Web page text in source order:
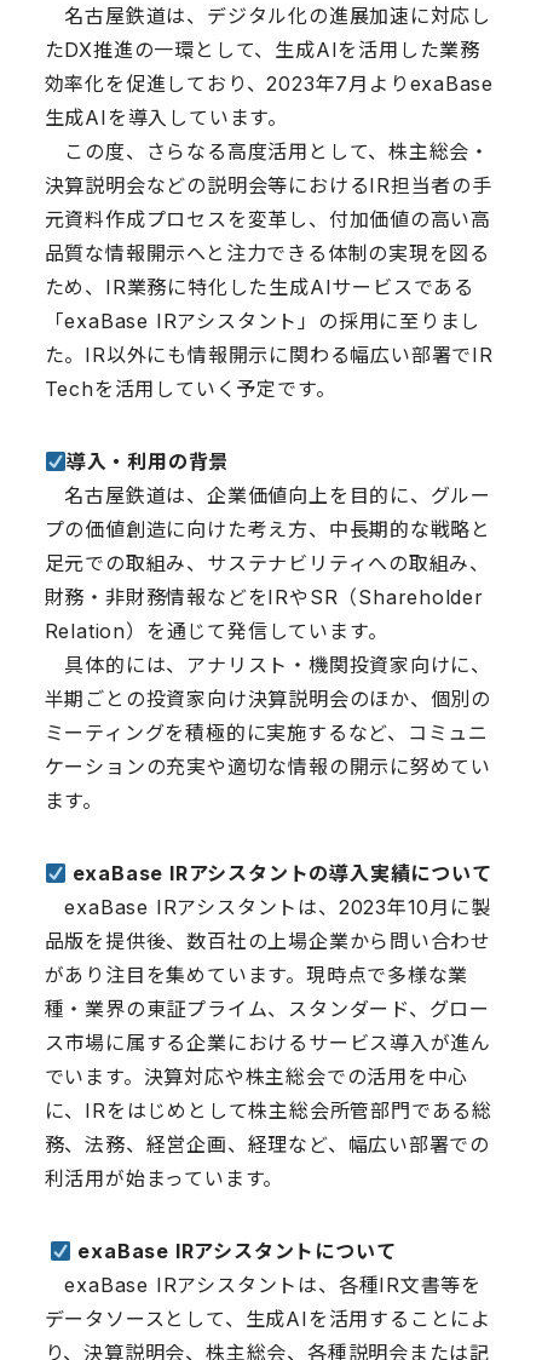
名古屋鉄道は、デジタル化の進展加速に対応し
たDX推進の一環として、生成AIを活用した業務
効率化を促進しており、2023年7月よりexaBase
生成AIを導入しています。
この度、さらなる高度活用として、株主総会・
決算説明会などの説明会等におけるIR担当者の手
元資料作成プロセスを変革し、付加価値の高い高
品質な情報開示へと注力できる体制の実現を図る
ため、IR業務に特化した生成AIサービスである
「exaBase IRアシスタント」の採用に至りまし
た。IR以外にも情報開示に関わる幅広い部署でIR
Techを活用していく予定です。
導入・利用の背景
名古屋鉄道は、企業価値向上を目的に、グルー
プの価値創造に向けた考え方、中長期的な戦略と
足元での取組み、サステナビリティへの取組み、
財務・非財務情報などをIRやSR（Shareholder
Relation）を通じて発信しています。
具体的には、アナリスト・機関投資家向けに、
半期ごとの投資家向け決算説明会のほか、個別の
ミーティングを積極的に実施するなど、コミュニ
ケーションの充実や適切な情報の開示に努めてい
ます。
exaBase IRアシスタントの導入実績について
exaBase IRアシスタントは、2023年10月に製
品版を提供後、数百社の上場企業から問い合わせ
があり注目を集めています。現時点で多様な業
種・業界の東証プライム、スタンダード、グロー
ス市場に属する企業におけるサービス導入が進ん
でいます。決算対応や株主総会での活用を中心
に、IRをはじめとして株主総会所管部門である総
務、法務、経営企画、経理など、幅広い部署での
利活用が始まっています。
exaBase IRアシスタントについて
exaBase IRアシスタントは、各種IR文書等を
データソースとして、生成AIを活用することによ
り、決算説明会、株主総会、各種説明会または記